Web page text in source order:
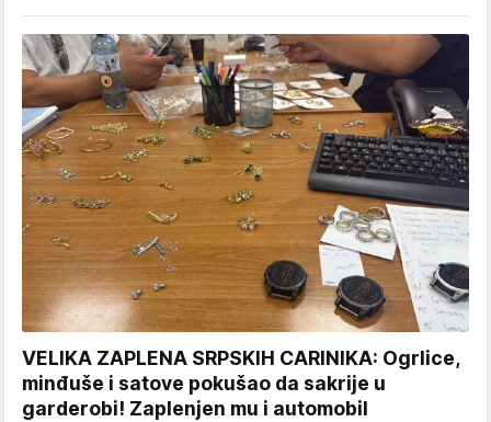
VELIKA ZAPLENA SRPSKIH CARINIKA: Ogrlice,
minđuše i satove pokušao da sakrije u
garderobi! Zaplenjen mu i automobil